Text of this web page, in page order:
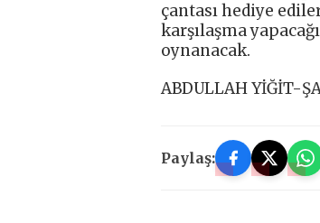
çantası hediye
karşılaşma
oynanacak.
ABDULLAH YİĞİT-
Paylaş: